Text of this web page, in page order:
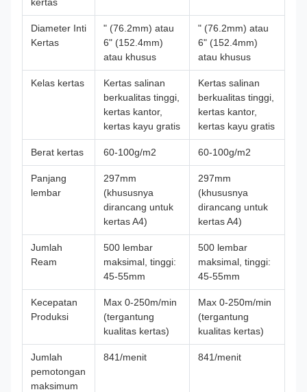
Diameter Inti
Kertas
" (76.2mm) atau
6" (152.4mm)
atau khusus
" (76.2mm) atau
6" (152.4mm)
atau khusus
Kelas kertas
Kertas salinan
berkualitas tinggi,
kertas kantor,
kertas kayu gratis
Kertas salinan
berkualitas tinggi,
kertas kantor,
kertas kayu gratis
Berat kertas 60-100g/m2 60-100g/m2
Panjang
lembar
297mm
(khususnya
dirancang untuk
kertas A4)
297mm
(khususnya
dirancang untuk
kertas A4)
Jumlah
Ream
500 lembar
maksimal, tinggi:
45-55mm
500 lembar
maksimal, tinggi:
45-55mm
Kecepatan
Produksi
Max 0-250m/min
(tergantung
kualitas kertas)
Max 0-250m/min
(tergantung
kualitas kertas)
Jumlah
pemotongan
maksimum
841/menit 841/menit